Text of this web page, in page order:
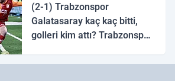
(2-1) Trabzonspor
Galatasaray kaç kaç bitti,
golleri kim attı? Trabzonspor
golleri!